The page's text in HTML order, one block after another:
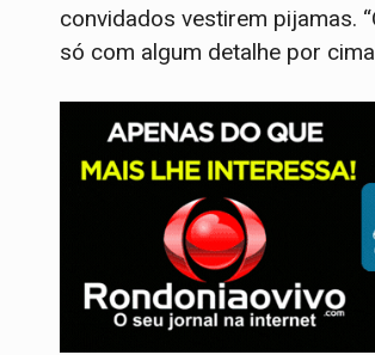
convidados vestirem pijamas.
só com algum detalhe por